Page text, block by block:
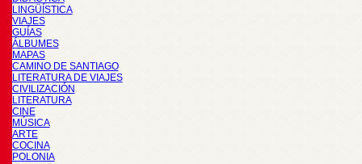
LINGÜÍSTICA
VIAJES
GUÍAS
ÁLBUMES
MAPAS
CAMINO DE SANTIAGO
LITERATURA DE VIAJES
CIVILIZACIÓN
LITERATURA
CINE
MÚSICA
ARTE
COCINA
POLONIA